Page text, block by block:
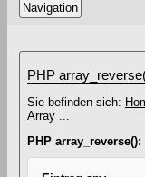
Navigation
PHP
Sie befinden sich:
Array ...
PHP